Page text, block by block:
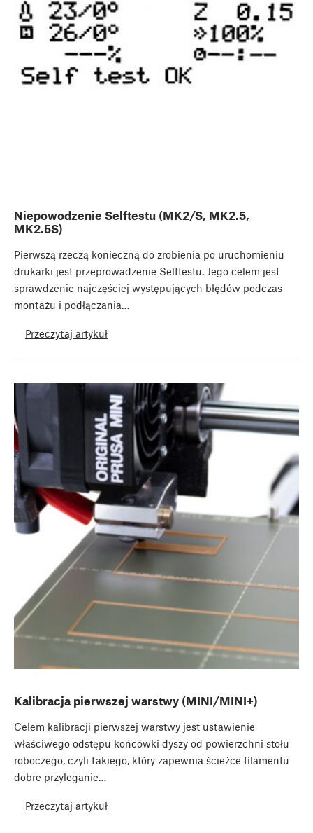
Niepowodzenie Selftestu (MK2/S, MK2.5,
MK2.5S)
Pierwszą rzeczą konieczną do zrobienia po uruchomieniu
drukarki jest przeprowadzenie Selftestu. Jego celem jest
sprawdzenie najczęściej występujących błędów podczas
montażu i podłączania…
Przeczytaj artykuł
Kalibracja pierwszej warstwy (MINI/MINI+)
Celem kalibracji pierwszej warstwy jest ustawienie
właściwego odstępu końcówki dyszy od powierzchni stołu
roboczego, czyli takiego, który zapewnia ścieżce filamentu
dobre przyleganie…
Przeczytaj artykuł